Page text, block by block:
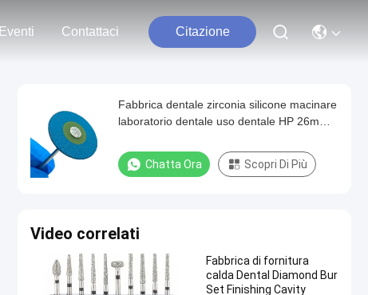
Eventi Contattaci Citazione
Fabbrica dentale zirconia silicone macinare
laboratorio dentale uso dentale HP 26mm
Chatta Ora Scopri Di Più
Video correlati
Fabbrica di fornitura
calda Dental Diamond Bur
Set Finishing Cavity